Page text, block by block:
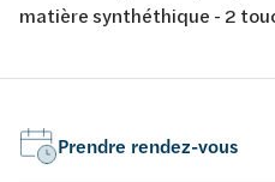
matière synthéthique - 2
Prendre rendez-vous